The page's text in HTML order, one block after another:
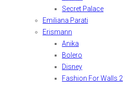
Secret Palace
Emiliana Parati
Erismann
Anika
Bolero
Disney
Fashion For Walls 2